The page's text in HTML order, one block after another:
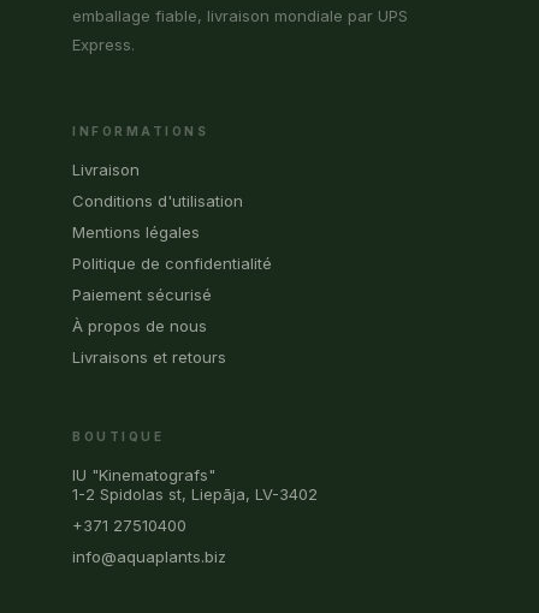
emballage fiable, livraison mondiale par UPS
Express.
INFORMATIONS
Livraison
Conditions d'utilisation
Mentions légales
Politique de confidentialité
Paiement sécurisé
À propos de nous
Livraisons et retours
BOUTIQUE
IU "Kinematografs"
1-2 Spidolas st, Liepāja, LV-3402
+371 27510400
info@aquaplants.biz